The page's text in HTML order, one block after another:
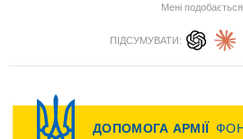
Мені подобається
ПІДСУМУВАТИ: